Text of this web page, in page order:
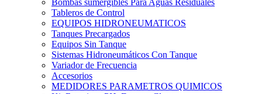
Bombas sumergibles Para Aguas Residuales
Tableros de Control
EQUIPOS HIDRONEUMATICOS
Tanques Precargados
Equipos Sin Tanque
Sistemas Hidroneumáticos Con Tanque
Variador de Frecuencia
Accesorios
MEDIDORES PARAMETROS QUIMICOS